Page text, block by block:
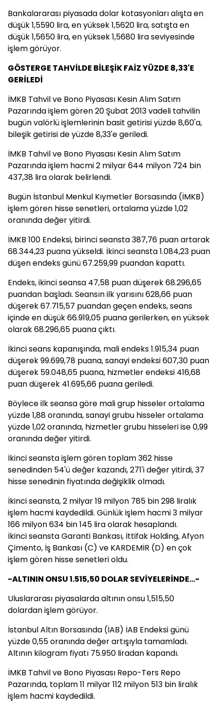
Bankalararası piyasada dolar kotasyonları alışta en
düşük 1,5590 lira, en yüksek 1,5620 lira, satışta en
düşük 1,5650 lira, en yüksek 1,5680 lira seviyesinde
işlem görüyor.
GÖSTERGE TAHVİLDE BİLEŞİK FAİZ YÜZDE 8,33'E
GERİLEDİ
İMKB Tahvil ve Bono Piyasası Kesin Alım Satım
Pazarında işlem gören 20 Şubat 2013 vadeli tahvilin
bugün valörlü işlemlerinin basit getirisi yüzde 8,60'a,
bileşik getirisi de yüzde 8,33'e geriledi.
İMKB Tahvil ve Bono Piyasası Kesin Alım Satım
Pazarında işlem hacmi 2 milyar 644 milyon 724 bin
437,38 lira olarak belirlendi.
Bugün İstanbul Menkul Kıymetler Borsasında (İMKB)
işlem gören hisse senetleri, ortalama yüzde 1,02
oranında değer yitirdi.
İMKB 100 Endeksi, birinci seansta 387,76 puan artarak
68.344,23 puana yükseldi. İkinci seansta 1.084,23 puan
düşen endeks günü 67.259,99 puandan kapattı.
Endeks, ikinci seansa 47,58 puan düşerek 68.296,65
puandan başladı. Seansın ilk yarısını 628,66 puan
düşerek 67.715,57 puandan geçen endeks, seans
içinde en düşük 66.919,05 puana gerilerken, en yüksek
olarak 68.296,65 puana çıktı.
İkinci seans kapanışında, mali endeks 1.915,34 puan
düşerek 99.699,78 puana, sanayi endeksi 607,30 puan
düşerek 59.048,65 puana, hizmetler endeksi 416,68
puan düşerek 41.695,66 puana geriledi.
Böylece ilk seansa göre mali grup hisseler ortalama
yüzde 1,88 oranında, sanayi grubu hisseler ortalama
yüzde 1,02 oranında, hizmetler grubu hisseleri ise 0,99
oranında değer yitirdi.
İkinci seansta işlem gören toplam 362 hisse
senedinden 54'ü değer kazandı, 271'i değer yitirdi, 37
hisse senedinin fiyatında değişiklik olmadı.
İkinci seansta, 2 milyar 19 milyon 785 bin 298 liralık
işlem hacmi kaydedildi. Günlük işlem hacmi 3 milyar
166 milyon 634 bin 145 lira olarak hesaplandı.
İkinci seansta Garanti Bankası, İttifak Holding, Afyon
Çimento, İş Bankası (C) ve KARDEMİR (D) en çok
işlem gören hisse senetleri oldu.
-ALTININ ONSU 1.515,50 DOLAR SEVİYELERİNDE...-
Uluslararası piyasalarda altının onsu 1,515,50
dolardan işlem görüyor.
İstanbul Altın Borsasında (İAB) İAB Endeksi günü
yüzde 0,55 oranında değer artışıyla tamamladı.
Altının kilogram fiyatı 75.950 liradan kapandı.
İMKB Tahvil ve Bono Piyasası Repo-Ters Repo
Pazarında, toplam 11 milyar 112 milyon 513 bin liralık
işlem hacmi kaydedildi.